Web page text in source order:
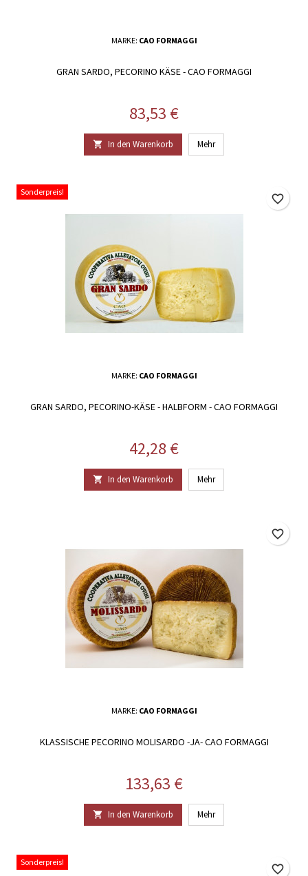
MARKE: CAO FORMAGGI
GRAN SARDO, PECORINO KÄSE - CAO FORMAGGI
Preis
83,53 €
 In den Warenkorb Mehr
Sonderpreis!
MARKE: CAO FORMAGGI
GRAN SARDO, PECORINO-KÄSE - HALBFORM - CAO FORMAGGI
Preis
42,28 €
 In den Warenkorb Mehr
favorite_border
MARKE: CAO FORMAGGI
KLASSISCHE PECORINO MOLISARDO -JA- CAO FORMAGGI
Preis
133,63 €
 In den Warenkorb Mehr
favorite_border
Sonderpreis!
favorite_border